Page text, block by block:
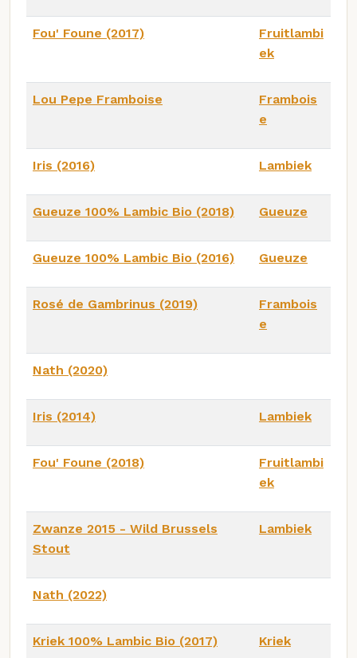
Fou' Foune (2017)
Fruitlambi
ek
Lou Pepe Framboise
Frambois
e
Iris (2016) Lambiek
Gueuze 100% Lambic Bio (2018) Gueuze
Gueuze 100% Lambic Bio (2016) Gueuze
Rosé de Gambrinus (2019)
Frambois
e
Nath (2020)
Iris (2014) Lambiek
Fou' Foune (2018)
Fruitlambi
ek
Zwanze 2015 - Wild Brussels
Stout
Lambiek
Nath (2022)
Kriek 100% Lambic Bio (2017) Kriek